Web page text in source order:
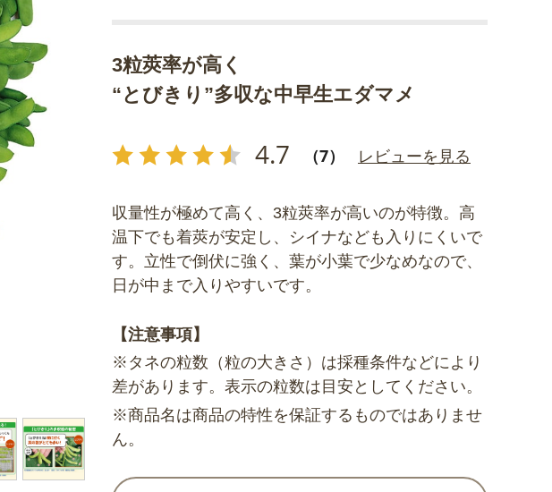
3粒莢率が高く
“とびきり”多収な中早生エダマメ
4.7 （7） レビューを見る
収量性が極めて高く、3粒莢率が高いのが特徴。高
温下でも着莢が安定し、シイナなども入りにくいで
す。立性で倒伏に強く、葉が小葉で少なめなので、
日が中まで入りやすいです。
【注意事項】
※タネの粒数（粒の大きさ）は採種条件などにより
差があります。表示の粒数は目安としてください。
※商品名は商品の特性を保証するものではありませ
ん。